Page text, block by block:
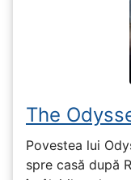
The
Povestea lui
spre casă după